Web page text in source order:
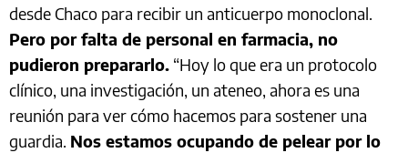
desde Chaco para recibir un anticuerpo monoclonal.
Pero por falta de personal en farmacia, no
pudieron prepararlo. “Hoy lo que era un protocolo
clínico, una investigación, un ateneo, ahora es una
reunión para ver cómo hacemos para sostener una
guardia. Nos estamos ocupando de pelear por lo